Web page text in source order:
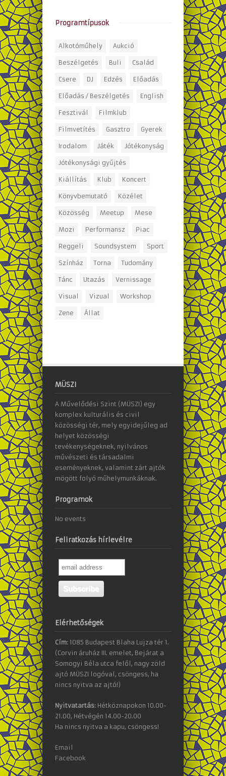
Programtípusok
Alkotóműhely Aukció
Beszélgetés Buli Család
Csere DJ Edzés Előadás
Előadás / Beszélgetés English
Fesztivál Filmklub
Filmvetítés Gasztro Gyerek
Irodalom Játék Jótékonyság
Jótékonysági gyűjtés
Kiállítás Klub Koncert
Könyvbemutató Közélet
Közösség Meetup Mese
Mozi Performansz Piac
Reggeli Soundsystem Sport
Színház Torna Tudomány
Tánc Utazás Vernissage
Visual Vizual Workshop
Zene Állat
MÜSZI
A Művelődési Szint (MÜSZI) egy
komplex kulturális és civil
közösségi tér, mely egyidejűleg ad
helyet közösségi
tevékenységeknek, nyilvános
művészeti és társadalmi
eseményeknek, valamint zárt ajtók
mögött folyó műhelymunkáknak.
Programok
No events
Feliratkozás hírlevélre
Elérhetőségek
Cím: 1085 Budapest Blaha Lujza tér 1.
(Corvin áruház III. emelet, Bejárat a
Somogyi Béla utca felől, nagy zöld
ajtó MÜSZI logóval, csöngess, ha
nincs nyitva az ajtó!)
Nyitvatartás: Hétköznapokon 10.00-
21.00, Hétvégén 14.00-20.00
Ha nincs nyitva a kapu, csöngess!
Email
Facebook